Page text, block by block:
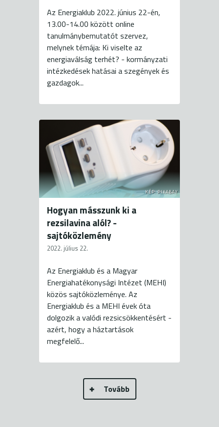
Az Energiaklub 2022. június 22-én,
13.00-14.00 között online
tanulmánybemutatót szervez,
melynek témája: Ki viselte az
energiaválság terhét? - kormányzati
intézkedések hatásai a szegények és
gazdagok...
KÉP: PIXABAY
Hogyan másszunk ki a
rezsilavina alól? -
sajtóközlemény
2022. július 22.
Az Energiaklub és a Magyar
Energiahatékonysági Intézet (MEHI)
közös sajtóközleménye. Az
Energiaklub és a MEHI évek óta
dolgozik a valódi rezsicsökkentésért -
azért, hogy a háztartások
megfelelő...
Tovább